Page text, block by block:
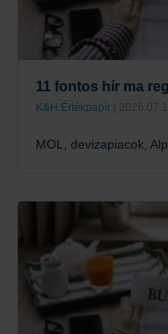
11 fontos hír ma
K&H Értékpapír |
MOL, devizapiacok,